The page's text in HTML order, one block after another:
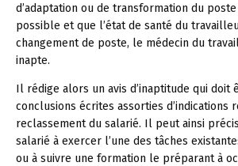
d’adaptation ou de transformation du poste
possible et que l’état de santé du
changement de poste, le médecin du
inapte.
Il rédige alors un avis d’inaptitude qui doit
conclusions écrites assorties d’indications
reclassement du salarié. Il peut ainsi
salarié à exercer l’une des tâches
ou à suivre une formation le préparant à